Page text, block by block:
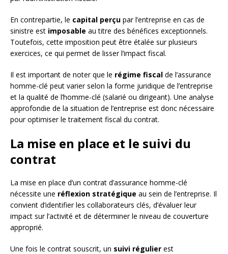
En contrepartie, le capital perçu par l’entreprise en cas de
sinistre est imposable au titre des bénéfices exceptionnels.
Toutefois, cette imposition peut être étalée sur plusieurs
exercices, ce qui permet de lisser l’impact fiscal.
Il est important de noter que le régime fiscal de l’assurance
homme-clé peut varier selon la forme juridique de l’entreprise
et la qualité de l’homme-clé (salarié ou dirigeant). Une analyse
approfondie de la situation de l’entreprise est donc nécessaire
pour optimiser le traitement fiscal du contrat.
La mise en place et le suivi du
contrat
La mise en place d’un contrat d’assurance homme-clé
nécessite une réflexion stratégique au sein de l’entreprise. Il
convient d’identifier les collaborateurs clés, d’évaluer leur
impact sur l’activité et de déterminer le niveau de couverture
approprié.
Une fois le contrat souscrit, un suivi régulier est